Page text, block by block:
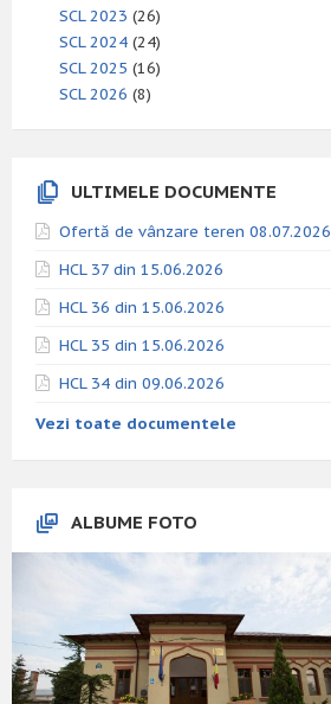
SCL 2023 (26)
SCL 2024 (24)
SCL 2025 (16)
SCL 2026 (8)
ULTIMELE DOCUMENTE
Ofertă de vânzare teren 08.07.2026
HCL 37 din 15.06.2026
HCL 36 din 15.06.2026
HCL 35 din 15.06.2026
HCL 34 din 09.06.2026
Vezi toate documentele
ALBUME FOTO